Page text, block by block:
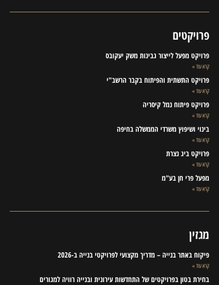
פרויקטים
פרויקט מפעל לייצור גבינות משק יעקובס
קרא עוד »
פרויקט התשתית והפיתוח בקבר הרשב"י
קרא עוד »
פרויקט פיתוח נמל קיסריה
קרא עוד »
בינוי ושיפוץ משרדי הממשלה בחיפה
קרא עוד »
פרויקט ביג נצרת
קרא עוד »
מפעל פרי חן בע"מ
קרא עוד »
מגזין
פיקוח באתר בנייה – מדריך מקצועי לפרויקטי בנייה ב-2026
קרא עוד »
בחירת בטון בפרויקטים של התחדשות עירונית ובנייה רוויה למגורים